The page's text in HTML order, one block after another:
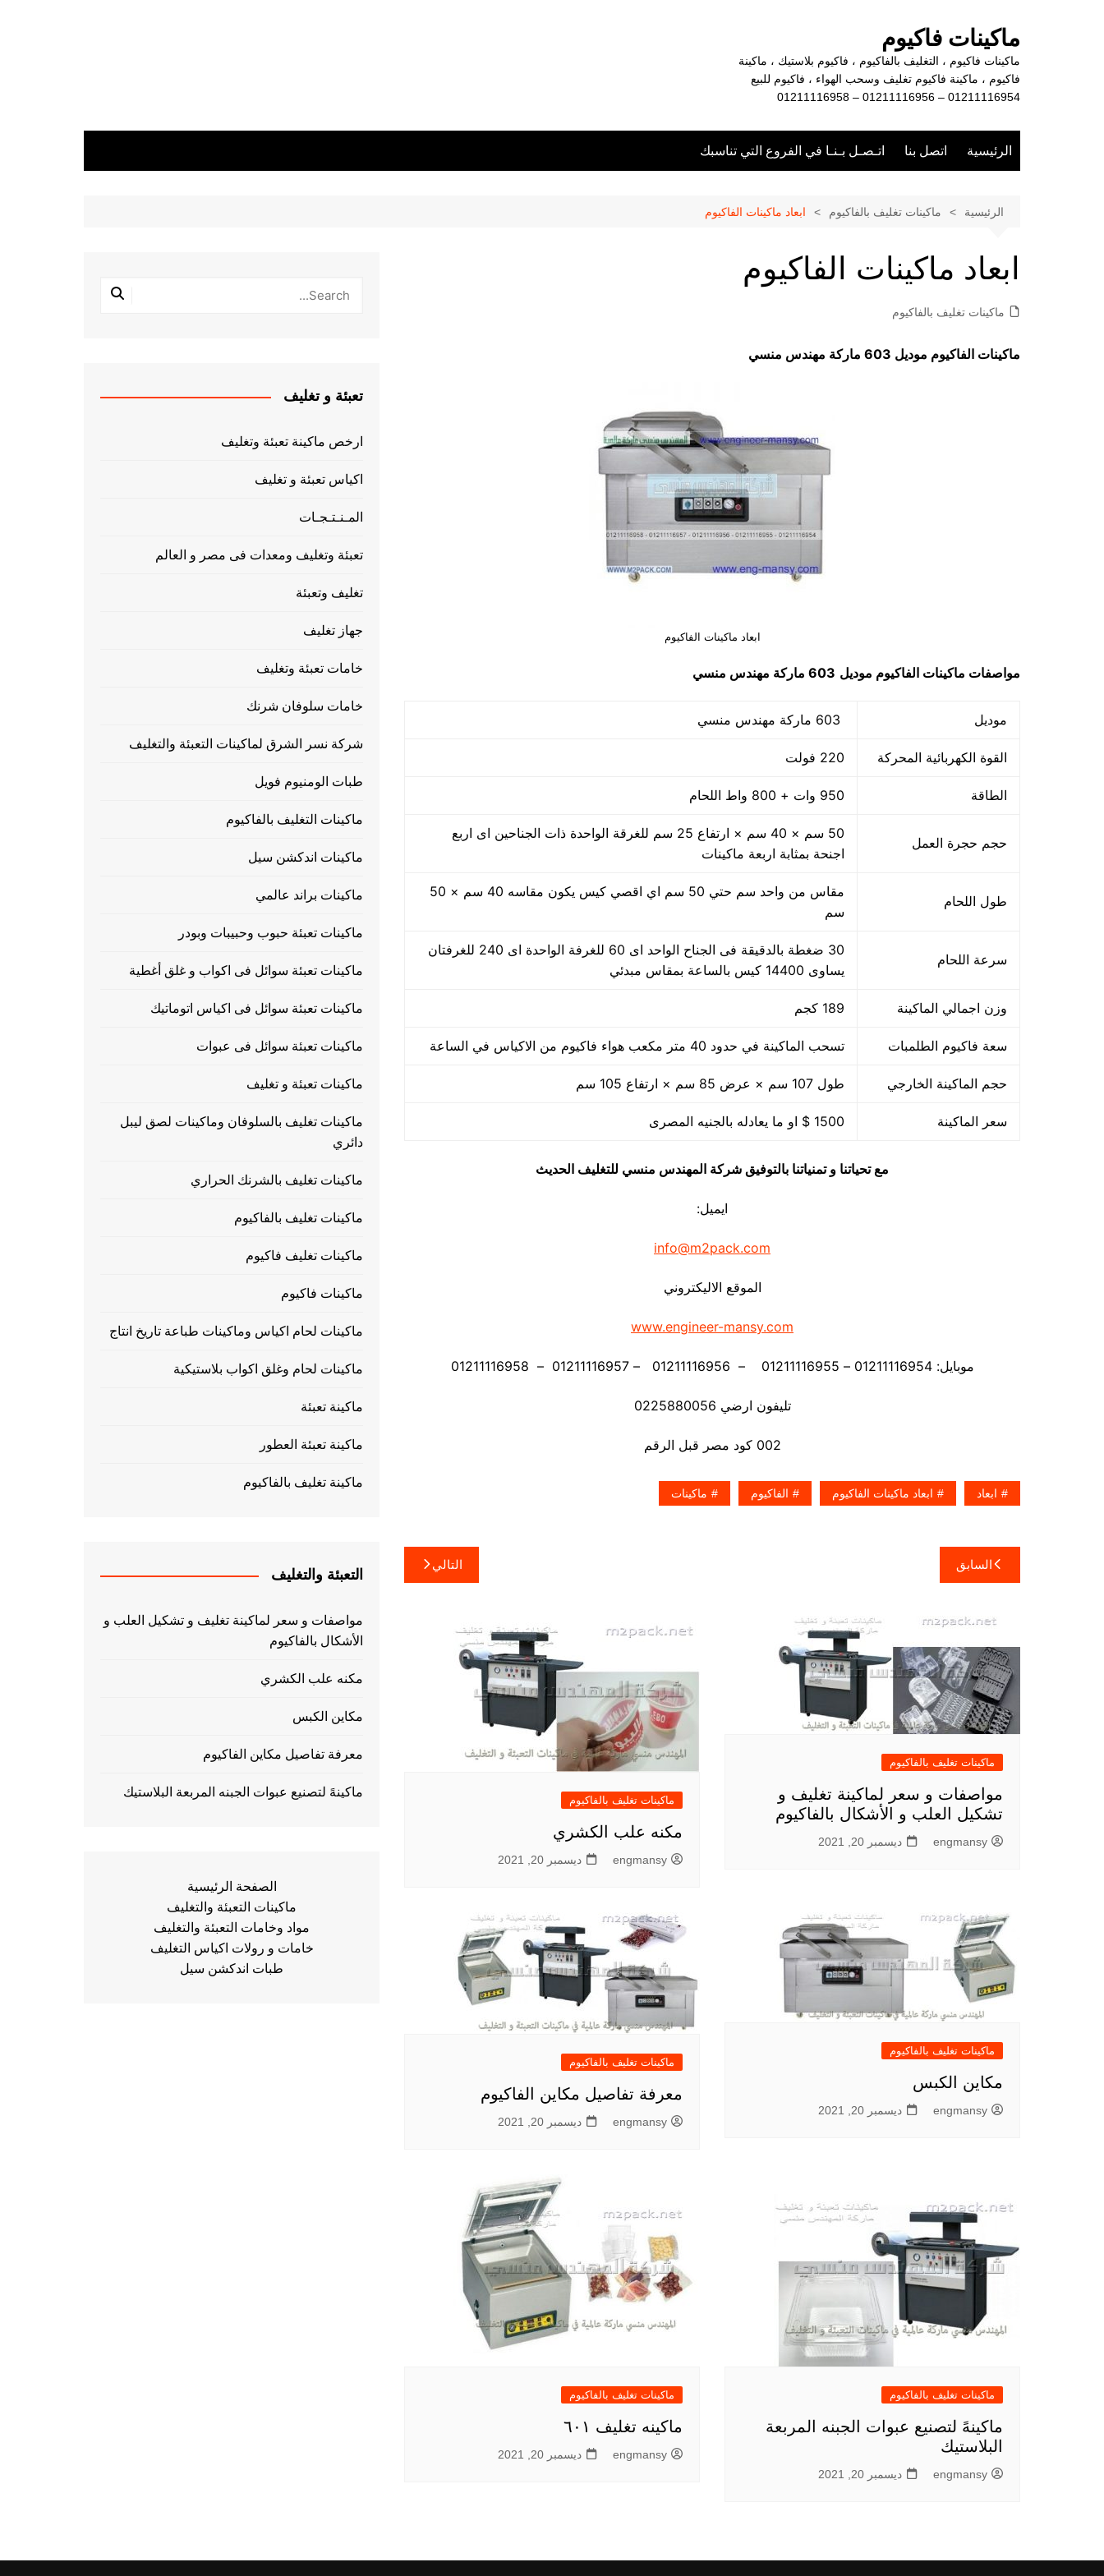
ماكينات فاكيوم
ماكينات فاكيوم ، التغليف بالفاكيوم ، فاكيوم بلاستيك ، ماكينة
فاكيوم ، ماكينة فاكيوم تغليف وسحب الهواء ، فاكيوم للبيع
01211116954 – 01211116956 – 01211116958
الرئيسية اتصل بنا اتـصـل بـنـا في الفروع التي تناسبك
الرئيسية ماكينات تغليف بالفاكيوم ابعاد ماكينات الفاكيوم
ابعاد ماكينات الفاكيوم
ماكينات تغليف بالفاكيوم
ماكينات الفاكيوم موديل 603 ماركة مهندس منسي
ابعاد ماكينات الفاكيوم
مواصفات ماكينات الفاكيوم موديل 603 ماركة مهندس منسي
موديل
القوة الكهربائية المحركة 220 فولت
الطاقة 950 وات + 800 واط اللحام
حجم حجرة العمل
50 سم × 40 سم × ارتفاع 25 سم للغرقة الواحدة ذات الجناحين اى اربع
اجنحة بمثابة اربعة ماكينات
طول اللحام
مقاس من واحد سم حتي 50 سم اي اقصي كيس يكون مقاسه 40 سم × 50
سم
سرعة اللحام
30 ضغطة بالدقيقة فى الجناح الواحد اى 60 للغرفة الواحدة اى 240 للغرفتان
يساوى 14400 كيس بالساعة بمقاس مبدئي
وزن اجمالي الماكينة 189 كجم
سعة فاكيوم الطلمبات تسحب الماكينة في حدود 40 متر مكعب هواء فاكيوم من الاكياس في الساعة
حجم الماكينة الخارجي طول 107 سم × عرض 85 سم × ارتفاع 105 سم
سعر الماكينة 1500 $ او ما يعادله بالجنيه المصرى
مع تحياتنا و تمنياتنا بالتوفيق شركة المهندس منسي للتغليف الحديث
ايميل:
info@m2pack.com
الموقع الاليكتروني
www.engineer-mansy.com
موبايل: 01211116954 – 01211116955 – 01211116956 – 01211116957 – 01211116958
تليفون ارضي 0225880056
002 كود مصر قبل الرقم
ابعاد ابعاد ماكينات الفاكيوم الفاكيوم ماكينات
تصفّح
المقالات
السابق التالي
ماكينات تغليف بالفاكيوم
مواصفات و سعر لماكينة تغليف و
تشكيل العلب و الأشكال بالفاكيوم
engmansy ديسمبر 20, 2021
ماكينات تغليف بالفاكيوم
مكنه علب الكشري
engmansy ديسمبر 20, 2021
ماكينات تغليف بالفاكيوم
مكاين الكبس
engmansy ديسمبر 20, 2021
ماكينات تغليف بالفاكيوم
معرفة تفاصيل مكاين الفاكيوم
engmansy ديسمبر 20, 2021
ماكينات تغليف بالفاكيوم
ماكينهً لتصنيع عبوات الجبنه المربعة
البلاستيك
engmansy ديسمبر 20, 2021
ماكينات تغليف بالفاكيوم
ماكينه تغليف ٦٠١
engmansy ديسمبر 20, 2021
تعبئة و تغليف
ارخص ماكينة تعبئة وتغليف
اكياس تعبئة و تغليف
المـنـتـجـات
تعبئة وتغليف ومعدات فى مصر و العالم
تغليف وتعبئة
جهاز تغليف
خامات تعبئة وتغليف
خامات سلوفان شرنك
شركة نسر الشرق لماكينات التعبئة والتغليف
طبات الومنيوم فويل
ماكينات التغليف بالفاكيوم
ماكينات اندكشن سيل
ماكينات براند عالمي
ماكينات تعبئة حبوب وحبيبات وبودر
ماكينات تعبئة سوائل فى اكواب و غلق أغطية
ماكينات تعبئة سوائل فى اكياس اتوماتيك
ماكينات تعبئة سوائل فى عبوات
ماكينات تعبئة و تغليف
ماكينات تغليف بالسلوفان وماكينات لصق ليبل
دائري
ماكينات تغليف بالشرنك الحراري
ماكينات تغليف بالفاكيوم
ماكينات تغليف فاكيوم
ماكينات فاكيوم
ماكينات لحام اكياس وماكينات طباعة تاريخ انتاج
ماكينات لحام وغلق اكواب بلاستيكية
ماكينة تعبئة
ماكينة تعبئة العطور
ماكينة تغليف بالفاكيوم
التعبئة والتغليف
مواصفات و سعر لماكينة تغليف و تشكيل العلب و
الأشكال بالفاكيوم
مكنه علب الكشري
مكاين الكبس
معرفة تفاصيل مكاين الفاكيوم
ماكينهً لتصنيع عبوات الجبنه المربعة البلاستيك
الصفحة الرئيسية
ماكينات التعبئة والتغليف
مواد وخامات التعبئة والتغليف
خامات و رولات اكياس التغليف
طبات اندكشن سيل